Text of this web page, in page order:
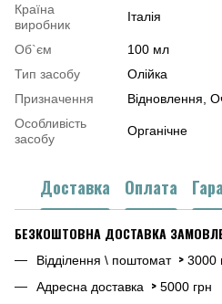
Країна
виробник
Італія
Об`єм
100 мл
Тип засобу
Олійка
Призначення
Відновлення,
Особливість
засобу
Органічне
Доставка Оплата
БЕЗКОШТОВНА ДОСТАВКА
Відділення \ поштомат > 3000
Адресна доставка
> 5000 грн